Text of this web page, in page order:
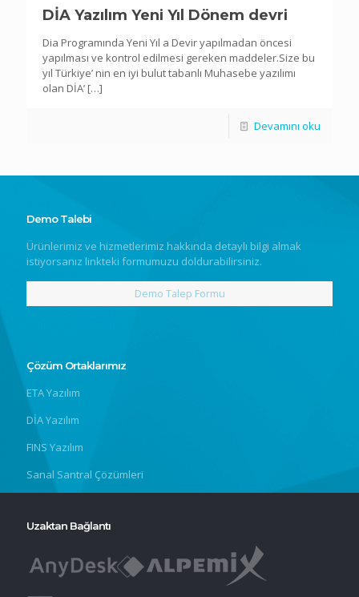
DİA Yazılım Yeni Yıl Dönem devri
Dia Programında Yeni Yıl a Devir yapılmadan öncesi
yapılması ve kontrol edilmesi gereken maddeler.Size bu
yıl Türkiye’ nin en iyi bulut tabanlı Muhasebe yazılımı
olan DİA’ […]
Devamını oku
Demo Talebi
Ürünlerimiz ve hizmetlerimiz hakkında detaylı bilgi almak
istiyorsanız linkteki formumuzu doldurabilirsiniz.
Demo Talep Formu
Çözüm Ortaklarımız
ETA Yazılım
DİA Yazılım
FINS Yazılım
Sanal Santral Çözümleri
Uzaktan Bağlantı